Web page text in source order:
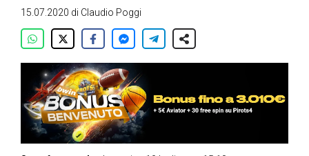
15.07.2020 di Claudio Poggi